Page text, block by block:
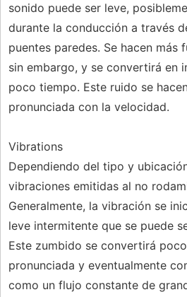
sonido puede ser leve,
durante la conducción a través
puentes paredes. Se hacen más
sin embargo, y se convertirá en
poco tiempo. Este ruido se
pronunciada con la velocidad.
Vibrations
Dependiendo del tipo y
vibraciones emitidas al no
Generalmente, la vibración se
leve intermitente que se puede
Este zumbido se convertirá
pronunciada y eventualmente
como un flujo constante de